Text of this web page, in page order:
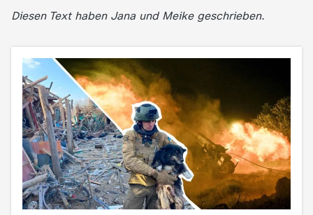
Diesen Text haben Jana und Meike geschrieben.